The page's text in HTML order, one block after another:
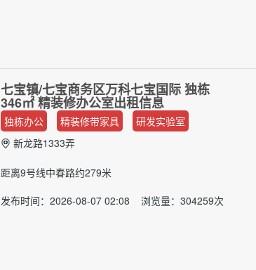
七宝镇/七宝商务区万科七宝国际 独栋
346㎡ 精装修办公室出租信息
独栋办公
精装修带家具
研发实验室
新龙路1333弄
距离9号线中春路约279米
发布时间：2026-08-07 02:08 浏览量：304259次